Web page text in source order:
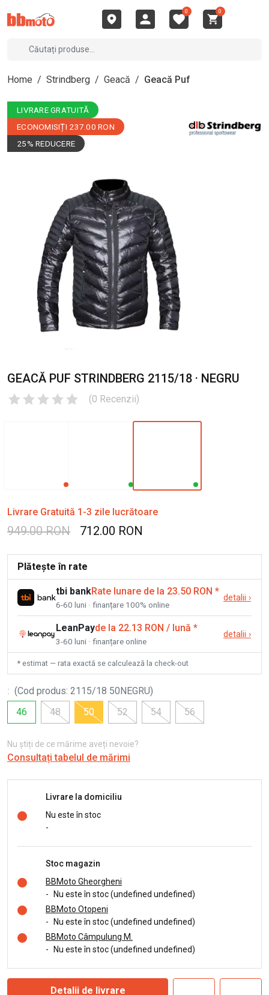
0 0
Home / Strindberg / Geacă / Geacă Puf
LIVRARE GRATUITĂ
ECONOMISIȚI 237.00 RON
25% REDUCERE
GEACĂ PUF STRINDBERG 2115/18 · NEGRU
(0 Recenzii)
Livrare Gratuită 1-3 zile lucrătoare
949.00 RON 712.00 RON
Plătește în rate
tbi bankRate lunare de la 23.50 RON *
6-60 luni · finanțare 100% online
detalii ›
LeanPayde la 22.13 RON / lună *
3-60 luni · finanțare online
detalii ›
* estimat — rata exactă se calculează la check-out
: (Cod produs: 2115/18 50NEGRU)
46
48 50 52 54 56
Nu știți de ce mărime aveți nevoie?
Consultați tabelul de mărimi
Livrare la domiciliu
Nu este în stoc
-
Stoc magazin
BBMoto Gheorgheni
-
Nu este în stoc (undefined undefined)
BBMoto Otopeni
-
Nu este în stoc (undefined undefined)
BBMoto Câmpulung M.
-
Nu este în stoc (undefined undefined)
Detalii de livrare